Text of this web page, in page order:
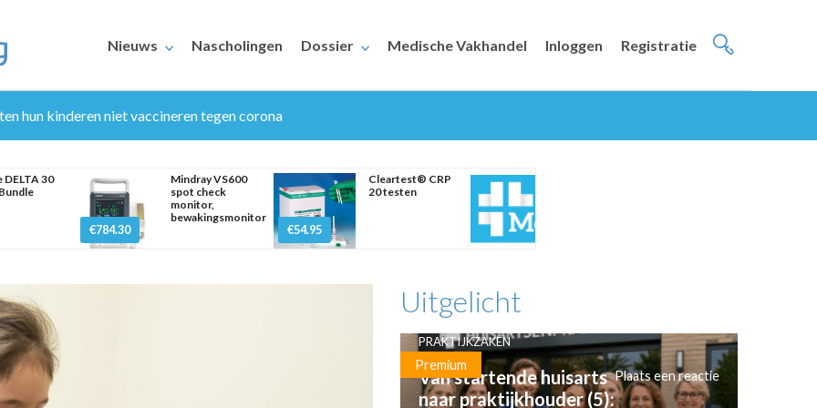
Nieuws Nascholingen Dossier Medische Vakhandel Inloggen Registratie
hun kinderen niet vaccineren tegen corona
DELTA 30
€784.30
Mindray VS600
spot check
monitor,
bewakingsmonitor
€54.95
Cleartest® CRP
20 testen
Uitgelicht
Premium
PRAKTIJKZAKEN
Van startende huisarts
naar praktijkhouder (5):
Plaats een reactie